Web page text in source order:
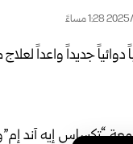
“تكساس إيه آند